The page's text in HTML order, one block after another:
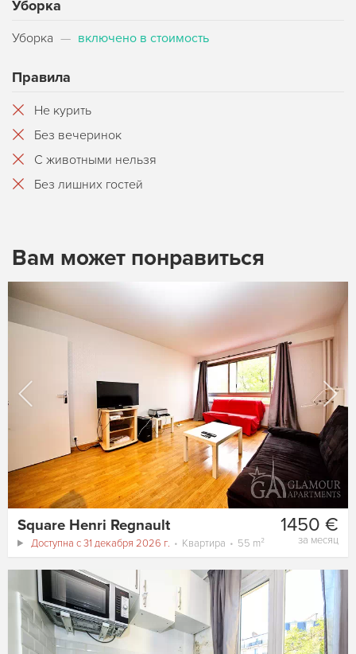
Уборка
Уборка — включено в стоимость
Правила
Не курить
Без вечеринок
С животными нельзя
Без лишних гостей
Вам может понравиться
1450 €
за месяц
Square Henri Regnault
Доступна с 31 декабря 2026 г. Квартира 55 m²